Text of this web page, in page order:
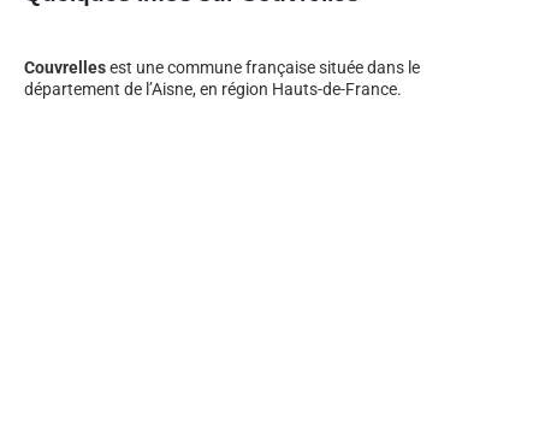
Couvrellesest une commune française située dans le
département de l’Aisne, en région Hauts-de-France.